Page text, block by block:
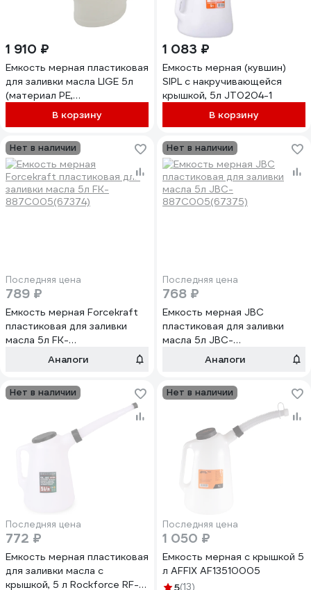
1 910 ₽
Емкость мерная пластиковая
для заливки масла LIGE 5л
(материал PE,
460x148x325мм) LG-14034
В корзину
1 083 ₽
Емкость мерная (кувшин)
SIPL с накручивающейся
крышкой, 5л JT0204-1
В корзину
Нет в наличии
Последняя цена
789 ₽
Емкость мерная Forcekraft
пластиковая для заливки
масла 5л FK-
887C005(67374)
Аналоги
Нет в наличии
Последняя цена
768 ₽
Емкость мерная JBC
пластиковая для заливки
масла 5л JBC-
887C005(67375)
Аналоги
Нет в наличии
Последняя цена
772 ₽
Емкость мерная пластиковая
для заливки масла с
крышкой, 5 л Rockforce RF-
Нет в наличии
Последняя цена
1 050 ₽
Емкость мерная с крышкой 5
л AFFIX AF13510005
5(13)